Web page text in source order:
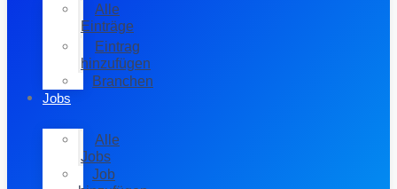
Alle
Einträge
Eintrag
hinzufügen
Branchen
Jobs
Alle
Jobs
Job